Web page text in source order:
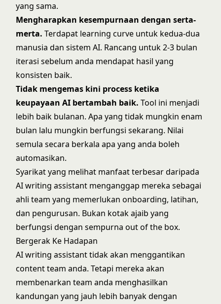
yang sama.
Mengharapkan kesempurnaan dengan serta-
merta. Terdapat learning curve untuk kedua-dua
manusia dan sistem AI. Rancang untuk 2-3 bulan
iterasi sebelum anda mendapat hasil yang
konsisten baik.
Tidak mengemas kini process ketika
keupayaan AI bertambah baik. Tool ini menjadi
lebih baik bulanan. Apa yang tidak mungkin enam
bulan lalu mungkin berfungsi sekarang. Nilai
semula secara berkala apa yang anda boleh
automasikan.
Syarikat yang melihat manfaat terbesar daripada
AI writing assistant menganggap mereka sebagai
ahli team yang memerlukan onboarding, latihan,
dan pengurusan. Bukan kotak ajaib yang
berfungsi dengan sempurna out of the box.
Bergerak Ke Hadapan
AI writing assistant tidak akan menggantikan
content team anda. Tetapi mereka akan
membenarkan team anda menghasilkan
kandungan yang jauh lebih banyak dengan